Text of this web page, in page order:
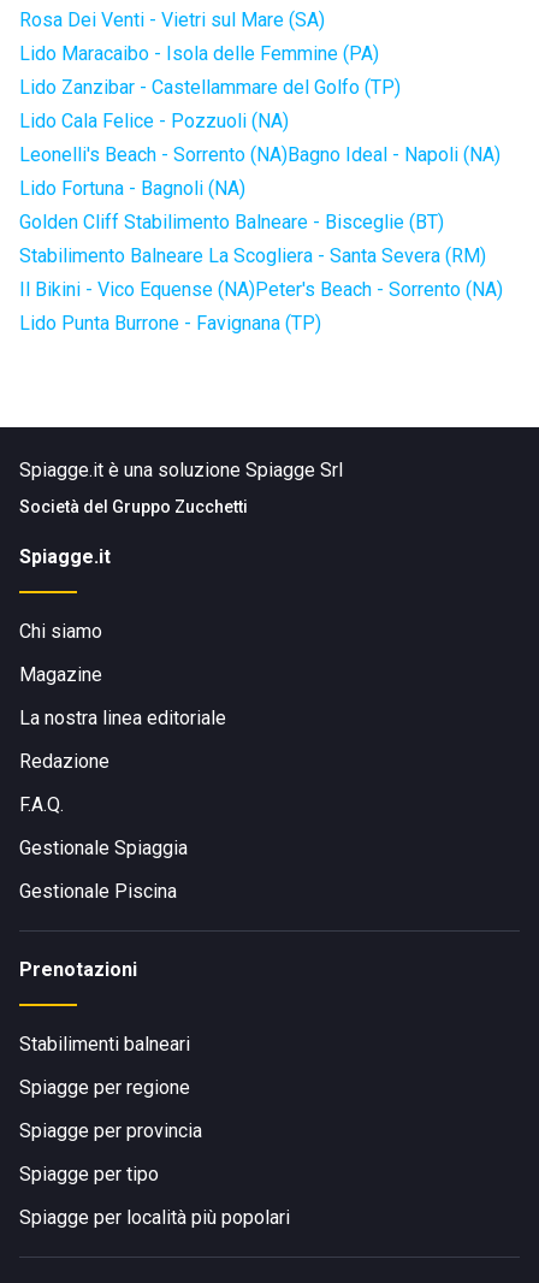
Rosa Dei Venti - Vietri sul Mare (SA)
Lido Maracaibo - Isola delle Femmine (PA)
Lido Zanzibar - Castellammare del Golfo (TP)
Lido Cala Felice - Pozzuoli (NA)
Leonelli's Beach - Sorrento (NA)Bagno Ideal - Napoli (NA)
Lido Fortuna - Bagnoli (NA)
Golden Cliff Stabilimento Balneare - Bisceglie (BT)
Stabilimento Balneare La Scogliera - Santa Severa (RM)
Il Bikini - Vico Equense (NA)Peter's Beach - Sorrento (NA)
Lido Punta Burrone - Favignana (TP)
Spiagge.it è una soluzione Spiagge Srl
Società del Gruppo Zucchetti
Spiagge.it
Chi siamo
Magazine
La nostra linea editoriale
Redazione
F.A.Q.
Gestionale Spiaggia
Gestionale Piscina
Prenotazioni
Stabilimenti balneari
Spiagge per regione
Spiagge per provincia
Spiagge per tipo
Spiagge per località più popolari